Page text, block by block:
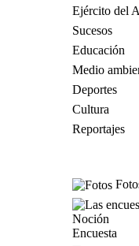
Ejército del
Sucesos
Educación
Medio
Deportes
Cultura
Reportajes
Encuesta